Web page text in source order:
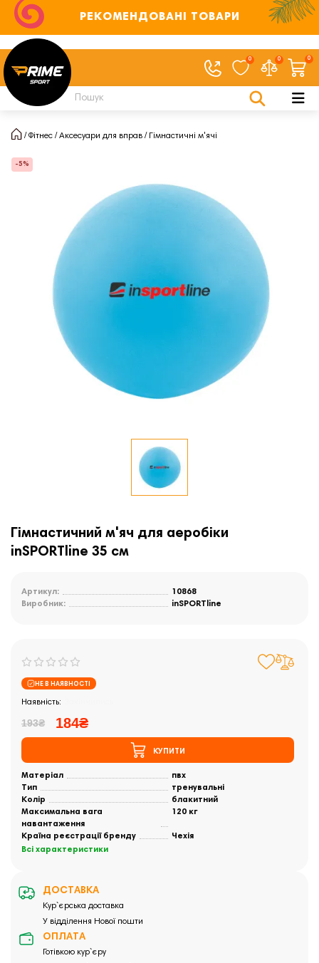
РЕКОМЕНДОВАНІ ТОВАРИ
0 0 0
Фітнес Аксесуари для вправ Гімнастичні м'ячі
-5%
Гімнастичний м'яч для аеробіки
inSPORTline 35 см
Артикул:
10868
Виробник:
inSPORTline
НЕ В НАЯВНОСТІ
193₴ 184₴
КУПИТИ
Матеріал
пвх
Тип
тренувальні
Колір
блакитний
Максимальна вага
навантаження
120 кг
Країна реєстрації бренду
Чехія
Всі характеристики
ДОСТАВКА
Кур`єрська доставка
У відділення Нової пошти
ОПЛАТА
Готівкою кур`єру